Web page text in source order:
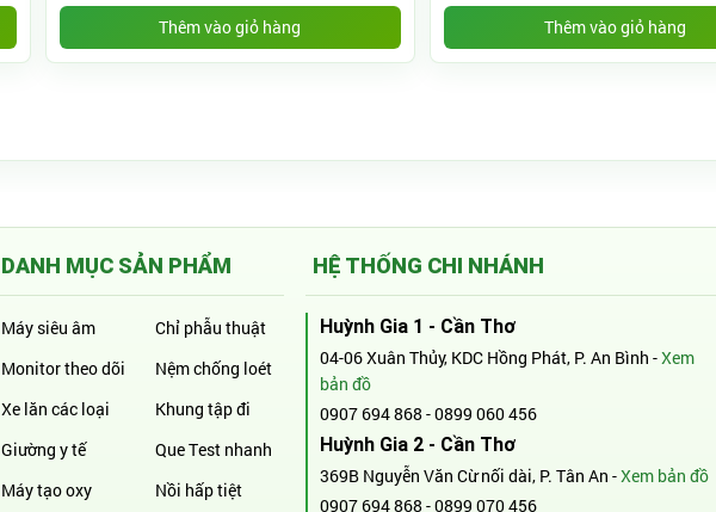
Thêm vào giỏ hàng Thêm vào giỏ hàng
DANH MỤC SẢN PHẨM
Máy siêu âm
Monitor theo dõi
Xe lăn các loại
Giường y tế
Máy tạo oxy
Chỉ phẫu thuật
Nệm chống loét
Khung tập đi
Que Test nhanh
Nồi hấp tiệt
HỆ THỐNG CHI NHÁNH
Huỳnh Gia 1 - Cần Thơ
04-06 Xuân Thủy, KDC Hồng Phát, P. An Bình -Xem
bản đồ
0907 694 868 -0899 060 456
Huỳnh Gia 2 - Cần Thơ
369B Nguyễn Văn Cừ nối dài, P. Tân An -Xem bản đồ
0907 694 868 -0899 070 456